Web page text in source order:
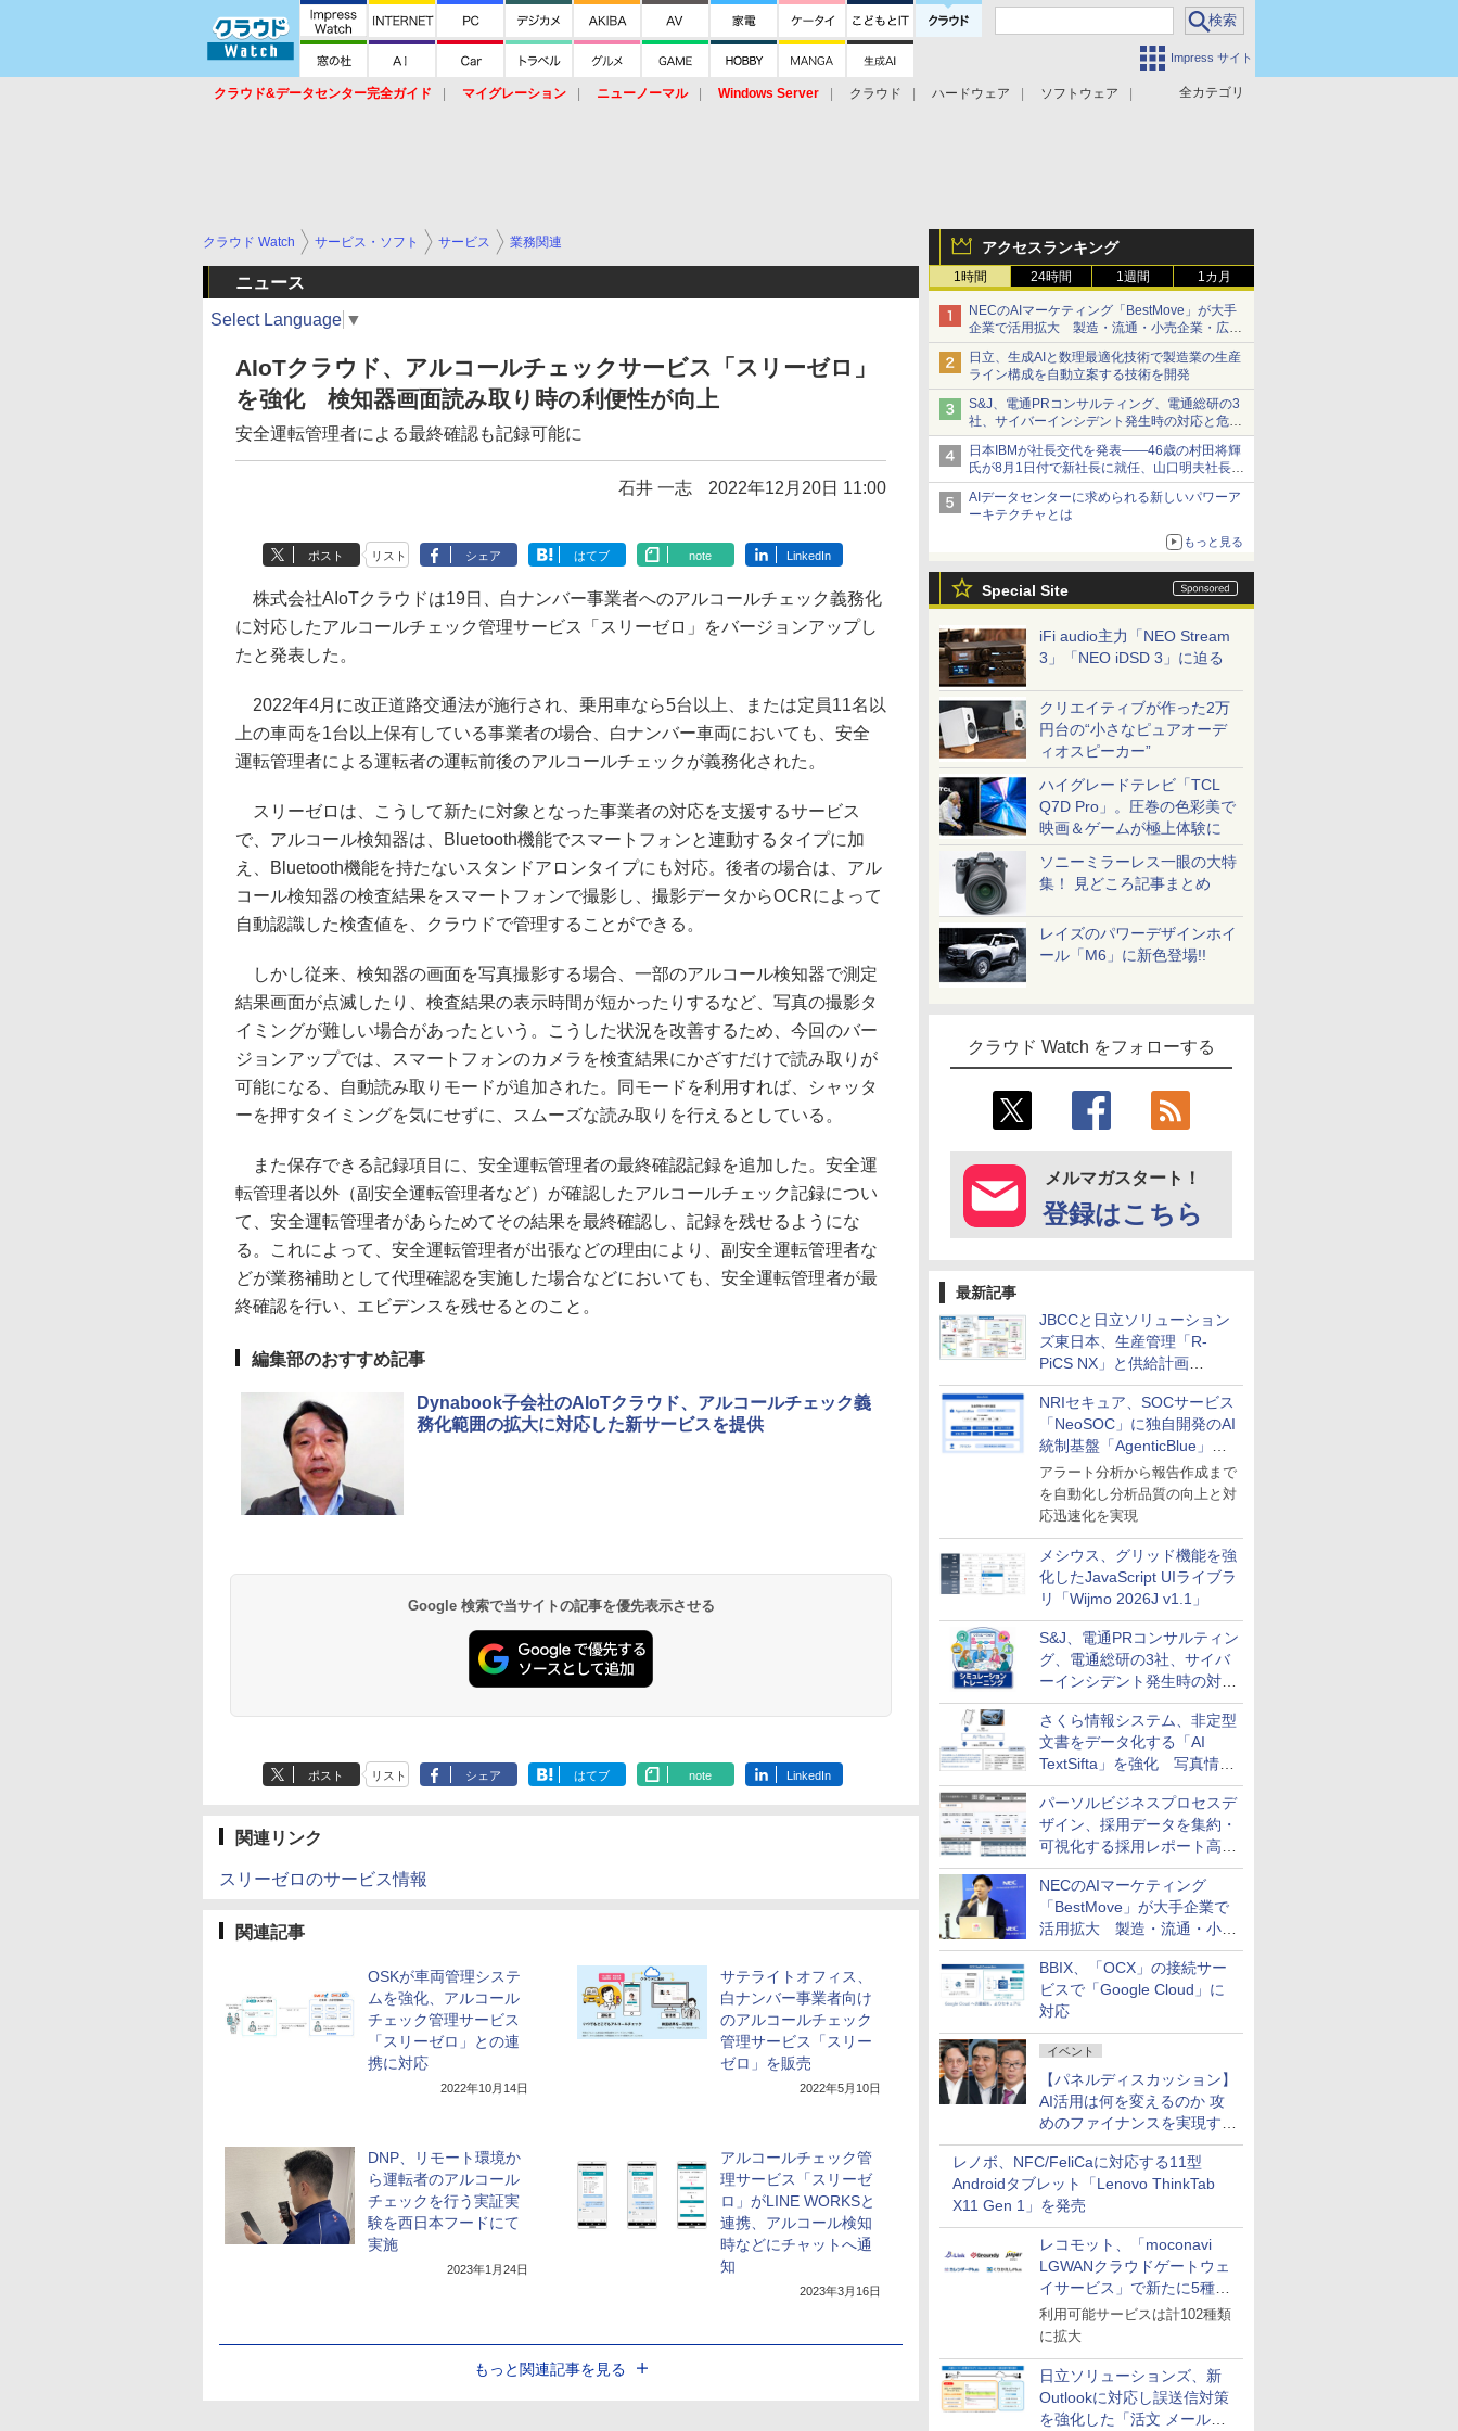
Impress サイト
全カテゴリ
クラウド&データセンター完全ガイド マイグレーション ニューノーマル Windows Server クラウド ハードウェア
ソフトウェア
アクセスランキング
1時間 24時間 1週間 1カ月
NECのAIマーケティング「BestMove」が大手
企業で活用拡大 製造・流通・小売企業・広告
代理店などが実装フェーズへ
日立、生成AIと数理最適化技術で製造業の生産
ライン構成を自動立案する技術を開発
S&J、電通PRコンサルティング、電通総研の3
社、サイバーインシデント発生時の対応と危機
管理広報を一体的に訓練するプログラムを提供
日本IBMが社長交代を発表――46歳の村田将輝
氏が8月1日付で新社長に就任、山口明夫社長は
会長へ
AIデータセンターに求められる新しいパワーア
ーキテクチャとは
もっと見る
Special Site
iFi audio主力「NEO Stream
3」「NEO iDSD 3」に迫る
クリエイティブが作った2万
円台の“小さなピュアオーデ
ィオスピーカー”
ハイグレードテレビ「TCL
Q7D Pro」。圧巻の色彩美で
映画＆ゲームが極上体験に
ソニーミラーレス一眼の大特
集！ 見どころ記事まとめ
レイズのパワーデザインホイ
ール「M6」に新色登場!!
クラウド Watch をフォローする
メルマガスタート！
登録はこちら
最新記事
JBCCと日立ソリューション
ズ東日本、生産管理「R-
PiCS NX」と供給計画
「scSQUARE ISP」の連携サ
ービスを提供開始
NRIセキュア、SOCサービス
「NeoSOC」に独自開発のAI
統制基盤「AgenticBlue」を
導入
アラート分析から報告作成まで
を自動化し分析品質の向上と対
応迅速化を実現
メシウス、グリッド機能を強
化したJavaScript UIライブラ
リ「Wijmo 2026J v1.1」
S&J、電通PRコンサルティン
グ、電通総研の3社、サイバ
ーインシデント発生時の対応
と危機管理広報を一体的に訓
練するプログラムを提供
さくら情報システム、非定型
文書をデータ化する「AI
TextSifta」を強化 写真情報
のデータ化などに対応
パーソルビジネスプロセスデ
ザイン、採用データを集約・
可視化する採用レポート高速
化サービスを提供
NECのAIマーケティング
「BestMove」が大手企業で
活用拡大 製造・流通・小売
企業・広告代理店などが実装
フェーズへ
BBIX、「OCX」の接続サー
ビスで「Google Cloud」に
対応
イベント
【パネルディスカッション】
AI活用は何を変えるのか 攻
めのファイナンスを実現する
業務設計とマインドセット変
革
レノボ、NFC/FeliCaに対応する11型
Androidタブレット「Lenovo ThinkTab
X11 Gen 1」を発売
レコモット、「moconavi
LGWANクラウドゲートウェ
イサービス」で新たに5種類
のサービスと連携開始
利用可能サービスは計102種類
に拡大
日立ソリューションズ、新
Outlookに対応し誤送信対策
を強化した「活文 メール誤
クラウド Watch サービス・ソフト サービス 業務関連
ニュース
Select Language ▼
AIoTクラウド、アルコールチェックサービス「スリーゼロ」
を強化 検知器画面読み取り時の利便性が向上
安全運転管理者による最終確認も記録可能に
石井 一志 2022年12月20日 11:00
ポスト リスト シェア はてブ note LinkedIn
株式会社AIoTクラウドは19日、白ナンバー事業者へのアルコールチェック義務化
に対応したアルコールチェック管理サービス「スリーゼロ」をバージョンアップし
たと発表した。
2022年4月に改正道路交通法が施行され、乗用車なら5台以上、または定員11名以
上の車両を1台以上保有している事業者の場合、白ナンバー車両においても、安全
運転管理者による運転者の運転前後のアルコールチェックが義務化された。
スリーゼロは、こうして新たに対象となった事業者の対応を支援するサービス
で、アルコール検知器は、Bluetooth機能でスマートフォンと連動するタイプに加
え、Bluetooth機能を持たないスタンドアロンタイプにも対応。後者の場合は、アル
コール検知器の検査結果をスマートフォンで撮影し、撮影データからOCRによって
自動認識した検査値を、クラウドで管理することができる。
しかし従来、検知器の画面を写真撮影する場合、一部のアルコール検知器で測定
結果画面が点滅したり、検査結果の表示時間が短かったりするなど、写真の撮影タ
イミングが難しい場合があったという。こうした状況を改善するため、今回のバー
ジョンアップでは、スマートフォンのカメラを検査結果にかざすだけで読み取りが
可能になる、自動読み取りモードが追加された。同モードを利用すれば、シャッタ
ーを押すタイミングを気にせずに、スムーズな読み取りを行えるとしている。
また保存できる記録項目に、安全運転管理者の最終確認記録を追加した。安全運
転管理者以外（副安全運転管理者など）が確認したアルコールチェック記録につい
て、安全運転管理者があらためてその結果を最終確認し、記録を残せるようにな
る。これによって、安全運転管理者が出張などの理由により、副安全運転管理者な
どが業務補助として代理確認を実施した場合などにおいても、安全運転管理者が最
終確認を行い、エビデンスを残せるとのこと。
編集部のおすすめ記事
Dynabook子会社のAIoTクラウド、アルコールチェック義
務化範囲の拡大に対応した新サービスを提供
Google 検索で当サイトの記事を優先表示させる
ポスト リスト シェア はてブ note LinkedIn
関連リンク
スリーゼロのサービス情報
関連記事
OSKが車両管理システ
ムを強化、アルコール
チェック管理サービス
「スリーゼロ」との連
携に対応
2022年10月14日
サテライトオフィス、
白ナンバー事業者向け
のアルコールチェック
管理サービス「スリー
ゼロ」を販売
2022年5月10日
DNP、リモート環境か
ら運転者のアルコール
チェックを行う実証実
験を西日本フードにて
実施
2023年1月24日
アルコールチェック管
理サービス「スリーゼ
ロ」がLINE WORKSと
連携、アルコール検知
時などにチャットへ通
知
2023年3月16日
もっと関連記事を見る